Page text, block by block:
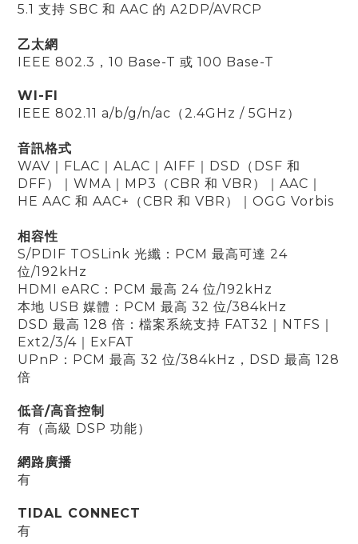
5.1 支持 SBC 和 AAC 的 A2DP/AVRCP
乙太網
IEEE 802.3，10 Base-T 或 100 Base-T
WI-FI
IEEE 802.11 a/b/g/n/ac（2.4GHz / 5GHz）
音訊格式
WAV ｜ FLAC ｜ ALAC ｜ AIFF ｜ DSD（DSF 和
DFF）
｜ WMA ｜ MP3（CBR 和 VBR） ｜ AAC ｜
HE AAC 和 AAC+（CBR 和 VBR）
｜OGG Vorbis
相容性
S/PDIF TOSLink 光纖：PCM 最高可達 24
位/192kHz
HDMI eARC：PCM 最高 24 位/192kHz
本地 USB 媒體：PCM 最高 32 位/384kHz
DSD 最高 128 倍：檔案系統支持 FAT32 ｜ NTFS ｜
Ext2/3/4 ｜ ExFAT
UPnP：PCM 最高 32 位/384kHz，DSD 最高 128
倍
低音/高音控制
有（高級 DSP 功能）
網路廣播
有
TIDAL CONNECT
有